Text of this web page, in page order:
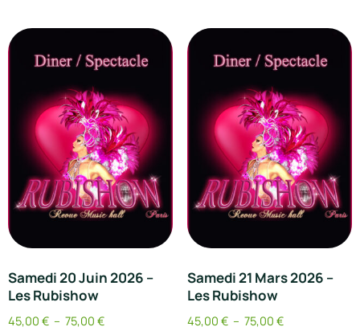
Samedi 20 Juin 2026 –
Les Rubishow
45,00 € – 75,00 €
Samedi 21 Mars 2026 –
Les Rubishow
45,00 € – 75,00 €